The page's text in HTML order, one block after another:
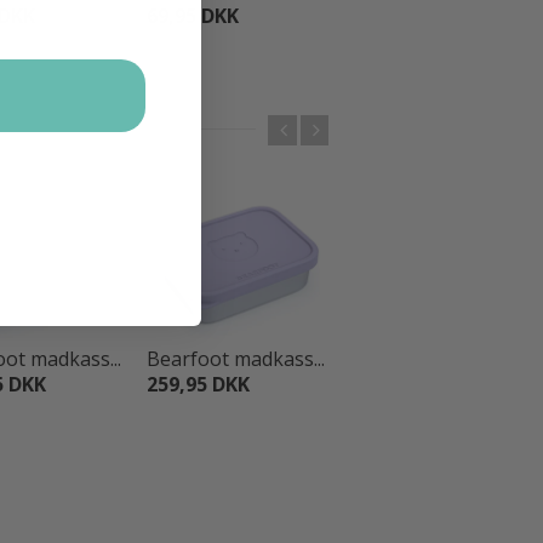
69,95 DKK
madkass...
DKK
Bearfoot madkass...
259,95 DKK